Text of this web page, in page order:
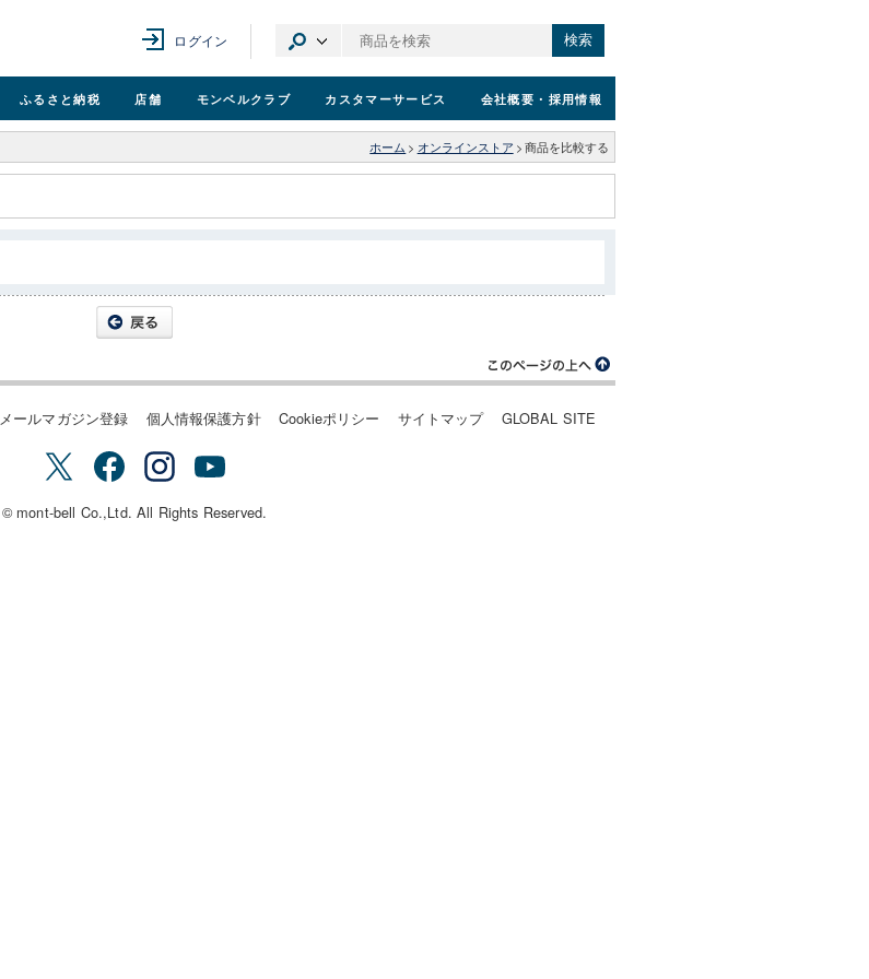
ログイン 検索
ふるさと納税 店舗 モンベルクラブ カスタマーサービス 会社概要 ・採用情報
ホーム > オンラインストア > 商品を比較する
メールマガジン登録 個人情報保護方針 Cookieポリシー サイトマップ GLOBAL SITE
© mont-bell Co.,Ltd. All Rights Reserved.